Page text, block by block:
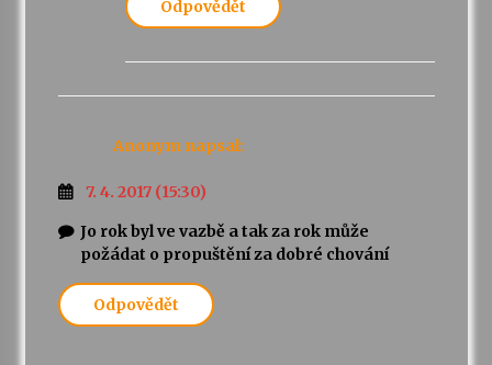
Odpovědět
Anonym napsal:
7. 4. 2017 (15:30)
Jo rok byl ve vazbě a tak za rok může
požádat o propuštění za dobré chování
Odpovědět